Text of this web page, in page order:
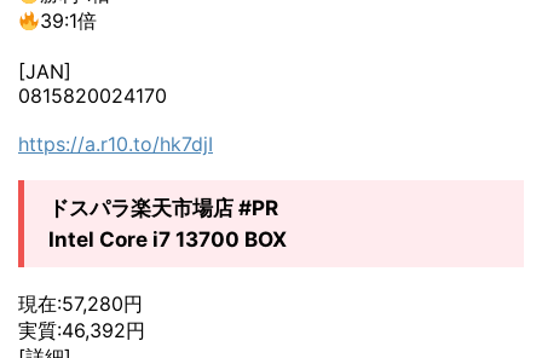
39:1倍
[JAN]
0815820024170
https://a.r10.to/hk7djI
ドスパラ楽天市場店 #PR
Intel Core i7 13700 BOX
現在:57,280円
実質:46,392円